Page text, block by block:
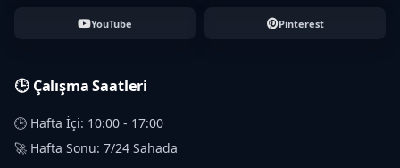
YouTube Pinterest
🕒 Çalışma Saatleri
🕒 Hafta İçi: 10:00 - 17:00
🚀 Hafta Sonu: 7/24 Sahada